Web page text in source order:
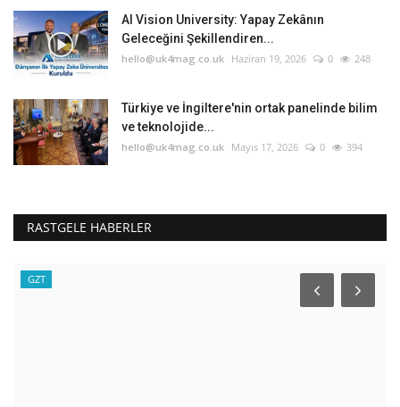
AI Vision University: Yapay Zekânın
Geleceğini Şekillendiren...
hello@uk4mag.co.uk Haziran 19, 2026 0 248
Türkiye ve İngiltere'nin ortak panelinde bilim
ve teknolojide...
hello@uk4mag.co.uk Mayıs 17, 2026 0 394
RASTGELE HABERLER
GZT